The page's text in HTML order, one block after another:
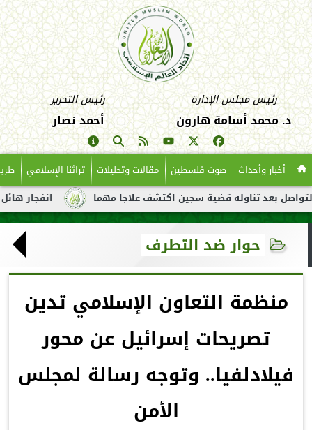
رئيس مجلس الإدارة
د. محمد أسامة هارون
رئيس التحرير
أحمد نصار
أخبار وأحداث صوت فلسطين مقالات وتحليلات تراثنا الإسلامي
انفجار هائل لناقلة تناوله قضية سجين اكتشف علاجا مهما
حوار ضد التطرف
منظمة التعاون الإسلامي تدين
تصريحات إسرائيل عن محور
فيلادلفيا.. وتوجه رسالة لمجلس
الأمن